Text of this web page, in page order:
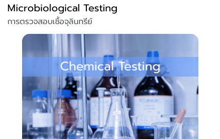
Microbiological Testing
การตรวจสอบเชื้อจุลินทรีย์